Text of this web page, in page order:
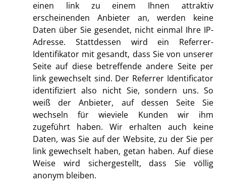
einen link zu einem Ihnen attraktiv
erscheinenden Anbieter an, werden keine
Daten über Sie gesendet, nicht einmal Ihre IP-
Adresse. Stattdessen wird ein Referrer-
Identifikator mit gesandt, dass Sie von unserer
Seite auf diese betreffende andere Seite per
link gewechselt sind. Der Referrer Identificator
identifiziert also nicht Sie, sondern uns. So
weiß der Anbieter, auf dessen Seite Sie
wechseln für wieviele Kunden wir ihm
zugeführt haben. Wir erhalten auch keine
Daten, was Sie auf der Website, zu der Sie per
link gewechselt haben, getan haben. Auf diese
Weise wird sichergestellt, dass Sie völlig
anonym bleiben.